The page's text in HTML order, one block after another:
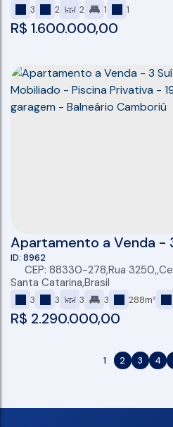
R$ 1.600.000,00
3 2 2 1 1
Apartamento a Venda -
Diferenciado - Mobiliado
199m2 - 02 vagas de
Camboriú
R$ 2.290.000,00
8962
CEP: 88330-278,Rua 3250 ,
Santa Catarina,Brasil
3 3 3 3 288m²
1 2 3 4